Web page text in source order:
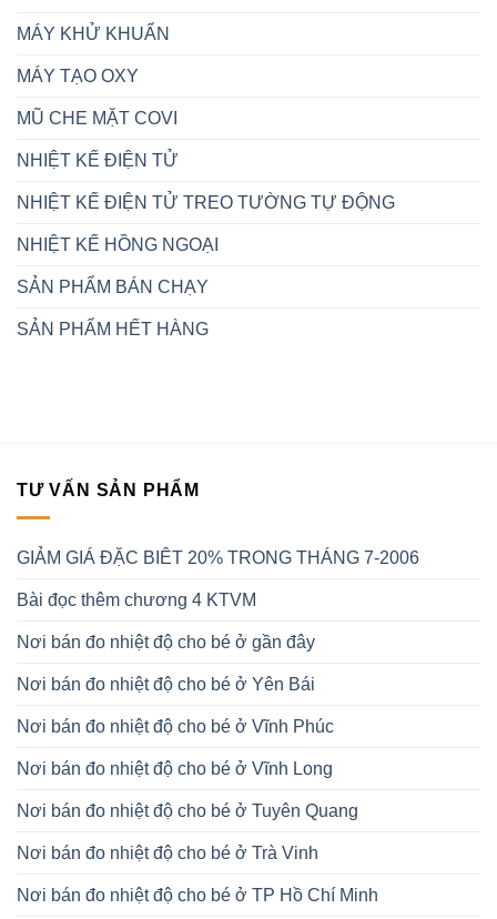
MÁY KHỬ KHUẨN
MÁY TẠO OXY
MŨ CHE MẶT COVI
NHIỆT KẾ ĐIỆN TỬ
NHIỆT KẾ ĐIỆN TỬ TREO TƯỜNG TỰ ĐỘNG
NHIỆT KẾ HỒNG NGOẠI
SẢN PHẨM BÁN CHẠY
SẢN PHẨM HẾT HÀNG
TƯ VẤN SẢN PHẨM
GIẢM GIÁ ĐẶC BIÊT 20% TRONG THÁNG 7-2006
Bài đọc thêm chương 4 KTVM
Nơi bán đo nhiệt độ cho bé ở gần đây
Nơi bán đo nhiệt độ cho bé ở Yên Bái
Nơi bán đo nhiệt độ cho bé ở Vĩnh Phúc
Nơi bán đo nhiệt độ cho bé ở Vĩnh Long
Nơi bán đo nhiệt độ cho bé ở Tuyên Quang
Nơi bán đo nhiệt độ cho bé ở Trà Vinh
Nơi bán đo nhiệt độ cho bé ở TP Hồ Chí Minh